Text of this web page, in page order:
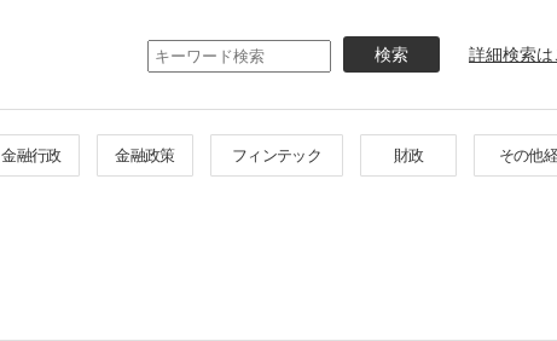
イ
ン
テ
ン
詳細検索は
金融行政 金融政策 フィンテック 財政 その他